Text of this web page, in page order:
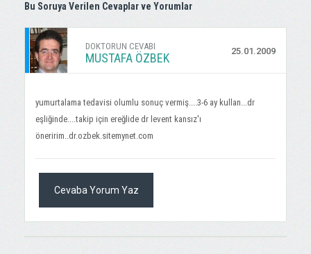
Bu Soruya Verilen Cevaplar ve Yorumlar
DOKTORUN CEVABI
MUSTAFA ÖZBEK 25.01.2009
yumurtalama tedavisi olumlu sonuç vermiş....3-6 ay kullan...dr
eşliğinde....takip için ereğlide dr levent kansız'ı
öneririm..dr.ozbek.sitemynet.com
Cevaba Yorum Yaz